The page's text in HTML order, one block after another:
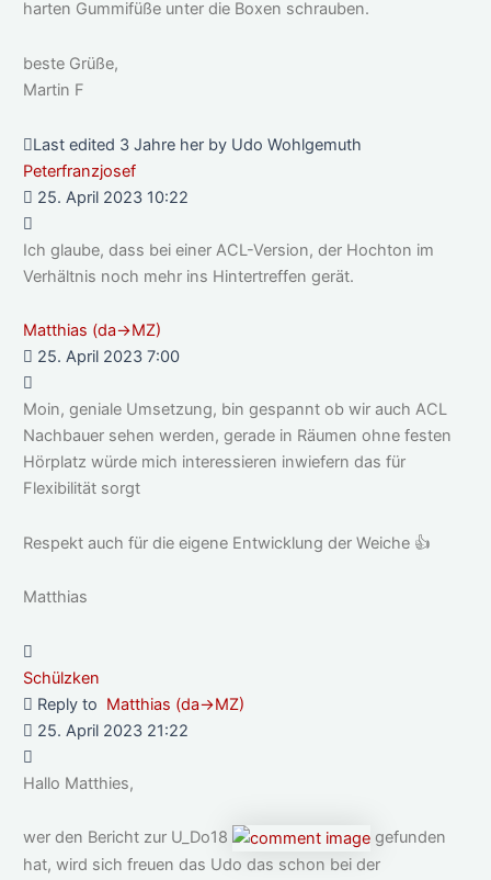
harten Gummifüße unter die Boxen schrauben.
beste Grüße,
Martin F
Last edited 3 Jahre her by Udo Wohlgemuth
Peterfranzjosef
25. April 2023 10:22
Ich glaube, dass bei einer ACL-Version, der Hochton im
Verhältnis noch mehr ins Hintertreffen gerät.
Matthias (da->MZ)
25. April 2023 7:00
Moin, geniale Umsetzung, bin gespannt ob wir auch ACL
Nachbauer sehen werden, gerade in Räumen ohne festen
Hörplatz würde mich interessieren inwiefern das für
Flexibilität sorgt
Respekt auch für die eigene Entwicklung der Weiche 👍
Matthias
Schülzken
Reply to Matthias (da->MZ)
25. April 2023 21:22
Hallo Matthies,
wer den Bericht zur U_Do18
gefunden
hat, wird sich freuen das Udo das schon bei der